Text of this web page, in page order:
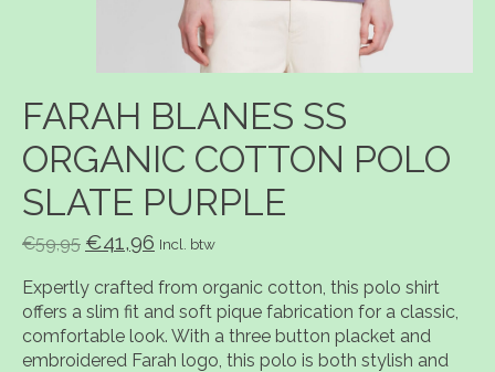
FARAH BLANES SS
ORGANIC COTTON POLO
SLATE PURPLE
€59,95 €41,96 Incl. btw
Expertly crafted from organic cotton, this polo shirt
offers a slim fit and soft pique fabrication for a classic,
comfortable look. With a three button placket and
embroidered Farah logo, this polo is both stylish and